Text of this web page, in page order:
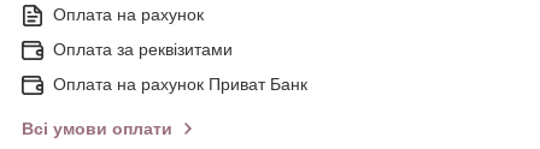
Оплата на рахунок
Оплата за реквізитами
Оплата на рахунок Приват Банк
Всі умови оплати